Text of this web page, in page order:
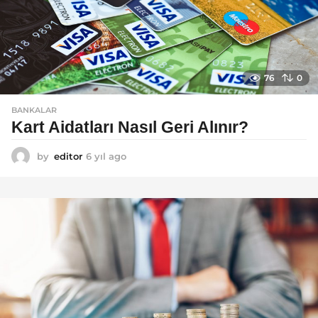
76 0
BANKALAR
Kart Aidatları Nasıl Geri Alınır?
by editor 6 yıl ago
l
a